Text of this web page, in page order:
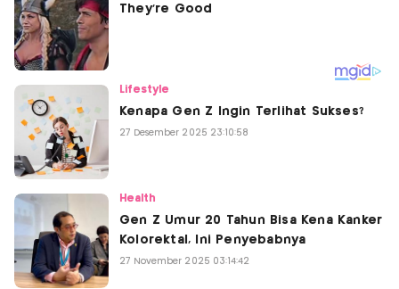
Lifestyle
Kenapa Gen Z Ingin Terlihat Sukses?
27 Desember 2025 23:10:58
Health
Gen Z Umur 20 Tahun Bisa Kena Kanker
Kolorektal, Ini Penyebabnya
27 November 2025 03:14:42